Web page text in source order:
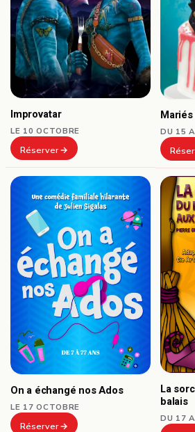
Improvatar
LE 10 OCTOBRE
Réserver
DU 15
On a échangé nos Ados
LE 17 OCTOBRE
Réserver
La
balais
DU 17